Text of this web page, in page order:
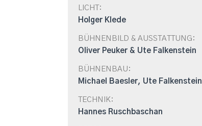
LICHT:
Holger Klede
BÜHNENBILD & AUSSTATTUNG:
Oliver Peuker & Ute Falkenstein
BÜHNENBAU:
Michael Baesler, Ute Falkenstein
TECHNIK:
Hannes Ruschbaschan